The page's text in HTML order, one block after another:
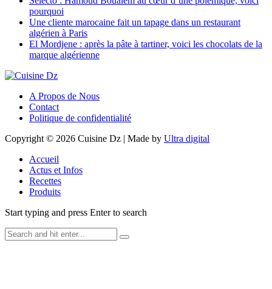
pourquoi
Une cliente marocaine fait un tapage dans un restaurant
algérien à Paris
El Mordjene : après la pâte à tartiner, voici les chocolats de la
marque algérienne
A Propos de Nous
Contact
Politique de confidentialité
Copyright © 2026 Cuisine Dz | Made by Ultra digital
Accueil
Actus et Infos
Recettes
Produits
Start typing and press Enter to search